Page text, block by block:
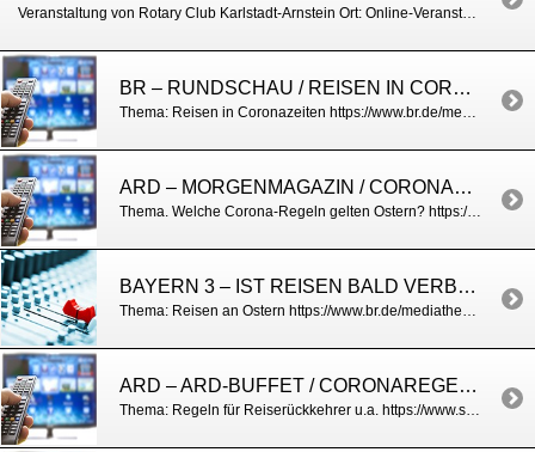
Veranstaltung von Rotary Club Karlstadt-Arnstein Ort: Online-Veranstaltung über Zoom Termin: 30.03.2021 nicht öffentlich (nur für Mitglieder)
BR – RUNDSCHAU / REISEN IN CORONAZEITEN
Thema: Reisen in Coronazeiten https://www.br.de/mediathek/video/rundschau-1830-30032021-astrazeneca-impfungen-teilweise-ausgesetzt-av:60267dba052712001ae157e5
ARD – MORGENMAGAZIN / CORONAREGELN FÜR OSTERN
Thema. Welche Corona-Regeln gelten Ostern? https://www.daserste.de/information/politik-weltgeschehen/morgenmagazin/videos/Service_Ostern_Corona-100.html
BAYERN 3 – IST REISEN BALD VERBOTEN?
Thema: Reisen an Ostern https://www.br.de/mediathek/podcast/update/ist-reisen-bald-verboten/1821985
ARD – ARD-BUFFET / CORONAREGELN AN OSTERN FÜR REISENDE
Thema: Regeln für Reiserückkehrer u.a. https://www.swr.de/buffet/leben/neue-corona-regeln-was-gilt-an-ostern/-/id=257304/did=25411530/nid=257304/4y7q29/index.html